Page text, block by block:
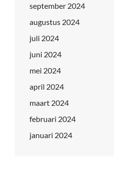
september 2024
augustus 2024
juli 2024
juni 2024
mei 2024
april 2024
maart 2024
februari 2024
januari 2024